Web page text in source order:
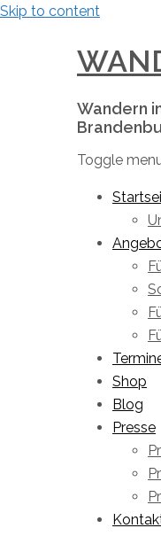
Skip to content
Wandern
Toggle
Shop
Blog
Presse